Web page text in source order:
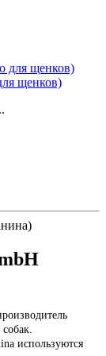
щенков)
используются